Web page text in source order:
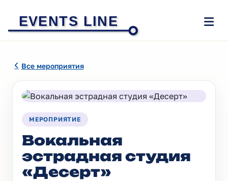
EVENTS LINE
Все мероприятия
МЕРОПРИЯТИЕ
Вокальная
эстрадная студия
«Десерт»